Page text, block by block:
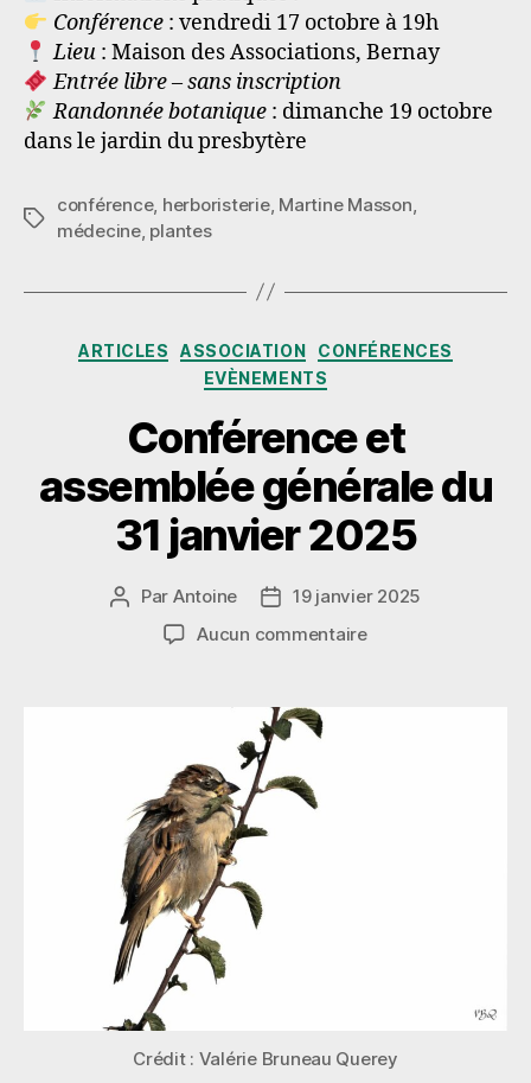
Conférence: vendredi 17 octobre à 19h
Lieu: Maison des Associations, Bernay
Entrée libre – sans inscription
Randonnée botanique: dimanche 19 octobre
dans le jardin du presbytère
Étiquettes
conférence, herboristerie, Martine Masson,
médecine, plantes
Catégories
ARTICLES ASSOCIATION
CONFÉRENCES
EVÈNEMENTS
Conférence et
assemblée générale du
31 janvier 2025
Auteur
l’article
Par Antoine
Date19 janvier 2025
Aucun commentairesur
Crédit : Valérie Bruneau Querey